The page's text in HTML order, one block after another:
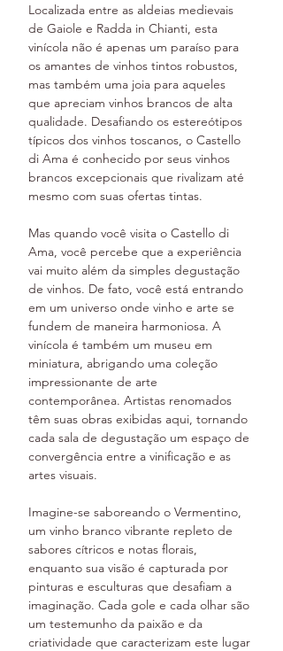
Localizada entre as aldeias medievais
de Gaiole e Radda in Chianti, esta
vinícola não é apenas um paraíso para
os amantes de vinhos tintos robustos,
mas também uma joia para aqueles
que apreciam vinhos brancos de alta
qualidade. Desafiando os estereótipos
típicos dos vinhos toscanos, o Castello
di Ama é conhecido por seus vinhos
brancos excepcionais que rivalizam até
mesmo com suas ofertas tintas.
Mas quando você visita o Castello di
Ama, você percebe que a experiência
vai muito além da simples degustação
de vinhos. De fato, você está entrando
em um universo onde vinho e arte se
fundem de maneira harmoniosa. A
vinícola é também um museu em
miniatura, abrigando uma coleção
impressionante de arte
contemporânea. Artistas renomados
têm suas obras exibidas aqui, tornando
cada sala de degustação um espaço de
convergência entre a vinificação e as
artes visuais.
Imagine-se saboreando o Vermentino,
um vinho branco vibrante repleto de
sabores cítricos e notas florais,
enquanto sua visão é capturada por
pinturas e esculturas que desafiam a
imaginação. Cada gole e cada olhar são
um testemunho da paixão e da
criatividade que caracterizam este lugar